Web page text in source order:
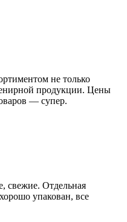
не только
продукции. Цены
— супер.
свежие. Отдельная
упакован, все